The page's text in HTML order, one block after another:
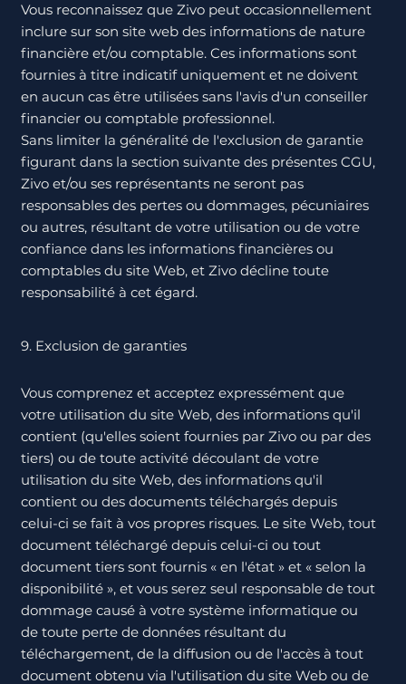
Vous reconnaissez que Zivo peut occasionnellement
inclure sur son site web des informations de nature
financière et/ou comptable. Ces informations sont
fournies à titre indicatif uniquement et ne doivent
en aucun cas être utilisées sans l'avis d'un conseiller
financier ou comptable professionnel.
Sans limiter la généralité de l'exclusion de garantie
figurant dans la section suivante des présentes CGU,
Zivo et/ou ses représentants ne seront pas
responsables des pertes ou dommages, pécuniaires
ou autres, résultant de votre utilisation ou de votre
confiance dans les informations financières ou
comptables du site Web, et Zivo décline toute
responsabilité à cet égard.
9. Exclusion de garanties
Vous comprenez et acceptez expressément que
votre utilisation du site Web, des informations qu'il
contient (qu'elles soient fournies par Zivo ou par des
tiers) ou de toute activité découlant de votre
utilisation du site Web, des informations qu'il
contient ou des documents téléchargés depuis
celui-ci se fait à vos propres risques. Le site Web, tout
document téléchargé depuis celui-ci ou tout
document tiers sont fournis « en l'état » et « selon la
disponibilité », et vous serez seul responsable de tout
dommage causé à votre système informatique ou
de toute perte de données résultant du
téléchargement, de la diffusion ou de l'accès à tout
document obtenu via l'utilisation du site Web ou de